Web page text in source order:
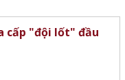
cấp "đội lốt" đầu